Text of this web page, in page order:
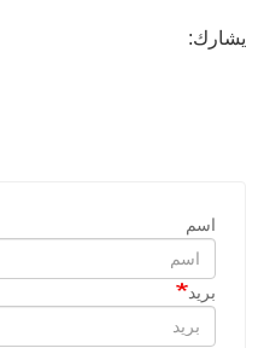
يشارك:
اسم
بريد